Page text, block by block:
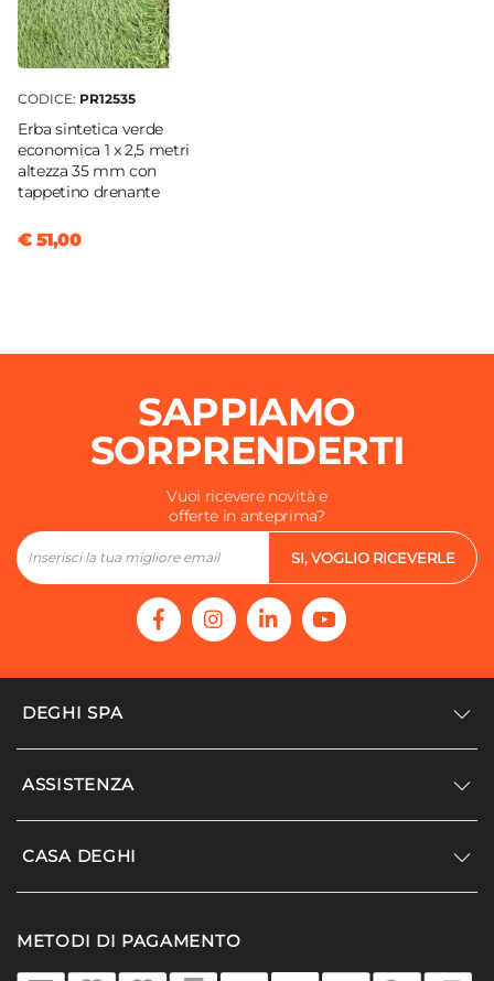
CODICE: PR12535
Erba sintetica verde
economica 1 x 2,5 metri
altezza 35 mm con
tappetino drenante
€ 51,00
SAPPIAMO
SORPRENDERTI
Vuoi ricevere novità e
offerte in anteprima?
SI, VOGLIO RICEVERLE
DEGHI SPA
Accedi/Registrati
Modello organizzativo e codice etico
Promozioni
ASSISTENZA
Supporto
Agevolazioni fiscali
CASA DEGHI
I nostri luoghi
METODI DI PAGAMENTO